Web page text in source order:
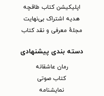
اپلیکیشن کتاب طاقچه
هدیه اشتراک بی‌نهایت
مجلهٔ معرفی و نقد کتاب
دسته بندی پیشنهادی
رمان عاشقانه
کتاب‌ صوتی
نمایشنامه